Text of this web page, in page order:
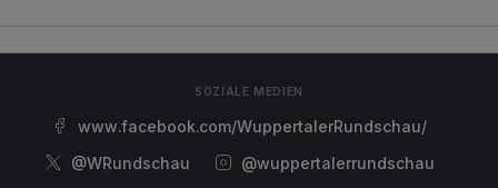
SOZIALE MEDIEN
www.facebook.com/WuppertalerRundschau/
@WRundschau
@wuppertalerrundschau